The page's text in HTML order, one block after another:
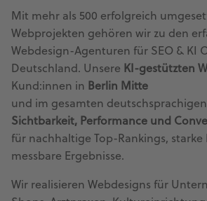
Mit mehr als 500 erfolgreich
Webprojekten gehören wir zu den
Webdesign-Agenturen für SEO & KI
Deutschland. Unsere KI-gestützten
Kund:innen in Berlin Mitte
und im gesamten
Sichtbarkeit, Performance und
für nachhaltige Top-Rankings,
messbare Ergebnisse.
Wir realisieren Webdesigns für